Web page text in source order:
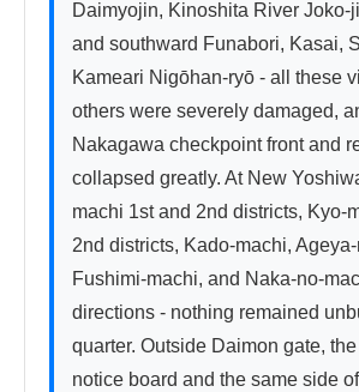
Daimyojin, Kinoshita River Joko-
and southward Funabori, Kasai,
Kameari Nigōhan-ryō - all these
others were severely damaged,
Nakagawa checkpoint front and
collapsed greatly. At New
machi 1st and 2nd districts, Kyo-
2nd districts, Kado-machi,
Fushimi-machi, and Naka-no-
directions - nothing remained
quarter. Outside Daimon gate, the
notice board and the same side